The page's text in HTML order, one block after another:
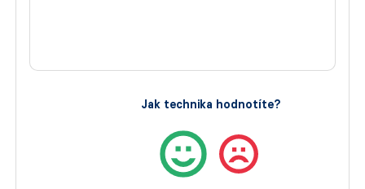
Jak technika hodnotíte?